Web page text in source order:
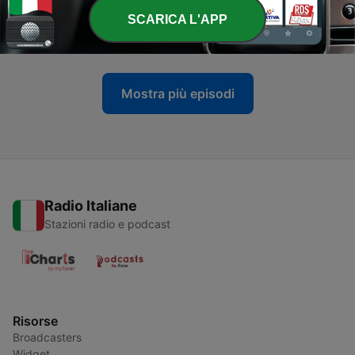
34 - 33 | Il gatto che visse due volte
06 Maggio 2025
Mostra più episodi
Radio Italiane
Stazioni radio e podcast
Risorse
Broadcasters
SCARICA L'APP